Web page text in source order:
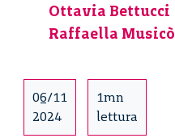
Ottavia Bettucci
Raffaella Musicò
06/11
2024
1mn
lettura